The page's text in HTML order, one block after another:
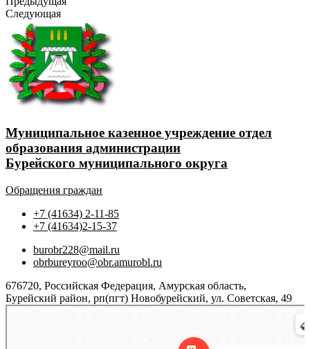
Следующая
Муниципальное казенное учреждение отдел
образования администрации
Бурейского муниципального округа
Обращения граждан
+7 (41634) 2-11-85
+7 (41634)2-15-37
burobr228@mail.ru
obrbureyroo@obr.amurobl.ru
676720, Российская Федерация, Амурская область,
Бурейский район, рп(пгт) Новобурейский, ул. Советская, 49